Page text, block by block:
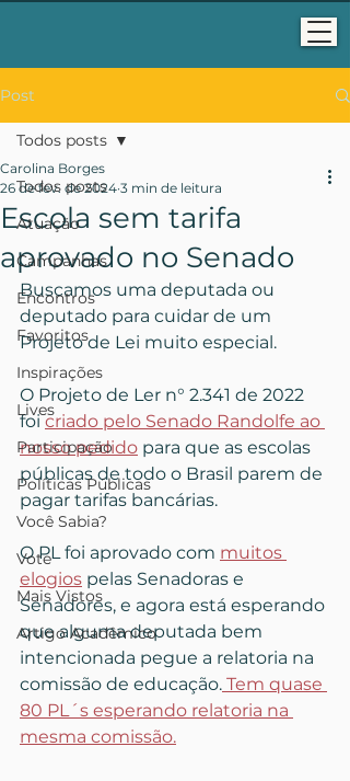
Post
Todos posts
Atuação
Campanhas
Encontros
Favoritos
Inspirações
Lives
Participação
Políticas Públicas
Você Sabia?
Vote
Mais Vistos
Artigo Acadêmico
Todos posts
Escola sem tarifa
aprovado no Senado
Carolina Borges
26 de fev. de 2024 3 min de leitura
Buscamos uma deputada ou
deputado para cuidar de um
Projeto de Lei muito especial.
O Projeto de Ler n° 2.341 de 2022
foi criado pelo Senado Randolfe ao
nosso pedido para que as escolas
públicas de todo o Brasil parem de
pagar tarifas bancárias.
O PL foi aprovado com muitos
elogios pelas Senadoras e
Senadores, e agora está esperando
que alguma deputada bem
intencionada pegue a relatoria na
comissão de educação. Tem quase
80 PL´s esperando relatoria na
mesma comissão.